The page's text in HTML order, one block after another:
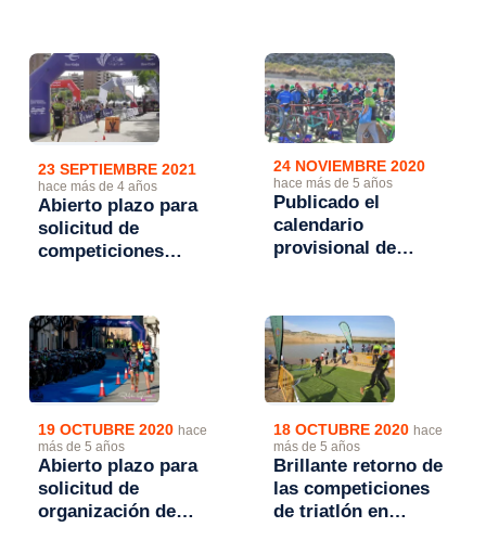
23 SEPTIEMBRE 2021
hace más de 4 años
Abierto plazo para
solicitud de
competiciones
24 NOVIEMBRE 2020
hace más de 5 años
Publicado el
calendario
provisional de
19 OCTUBRE 2020 hace
más de 5 años
Abierto plazo para
solicitud de
organización de
18 OCTUBRE 2020 hace
más de 5 años
Brillante retorno de
las competiciones
de triatlón en